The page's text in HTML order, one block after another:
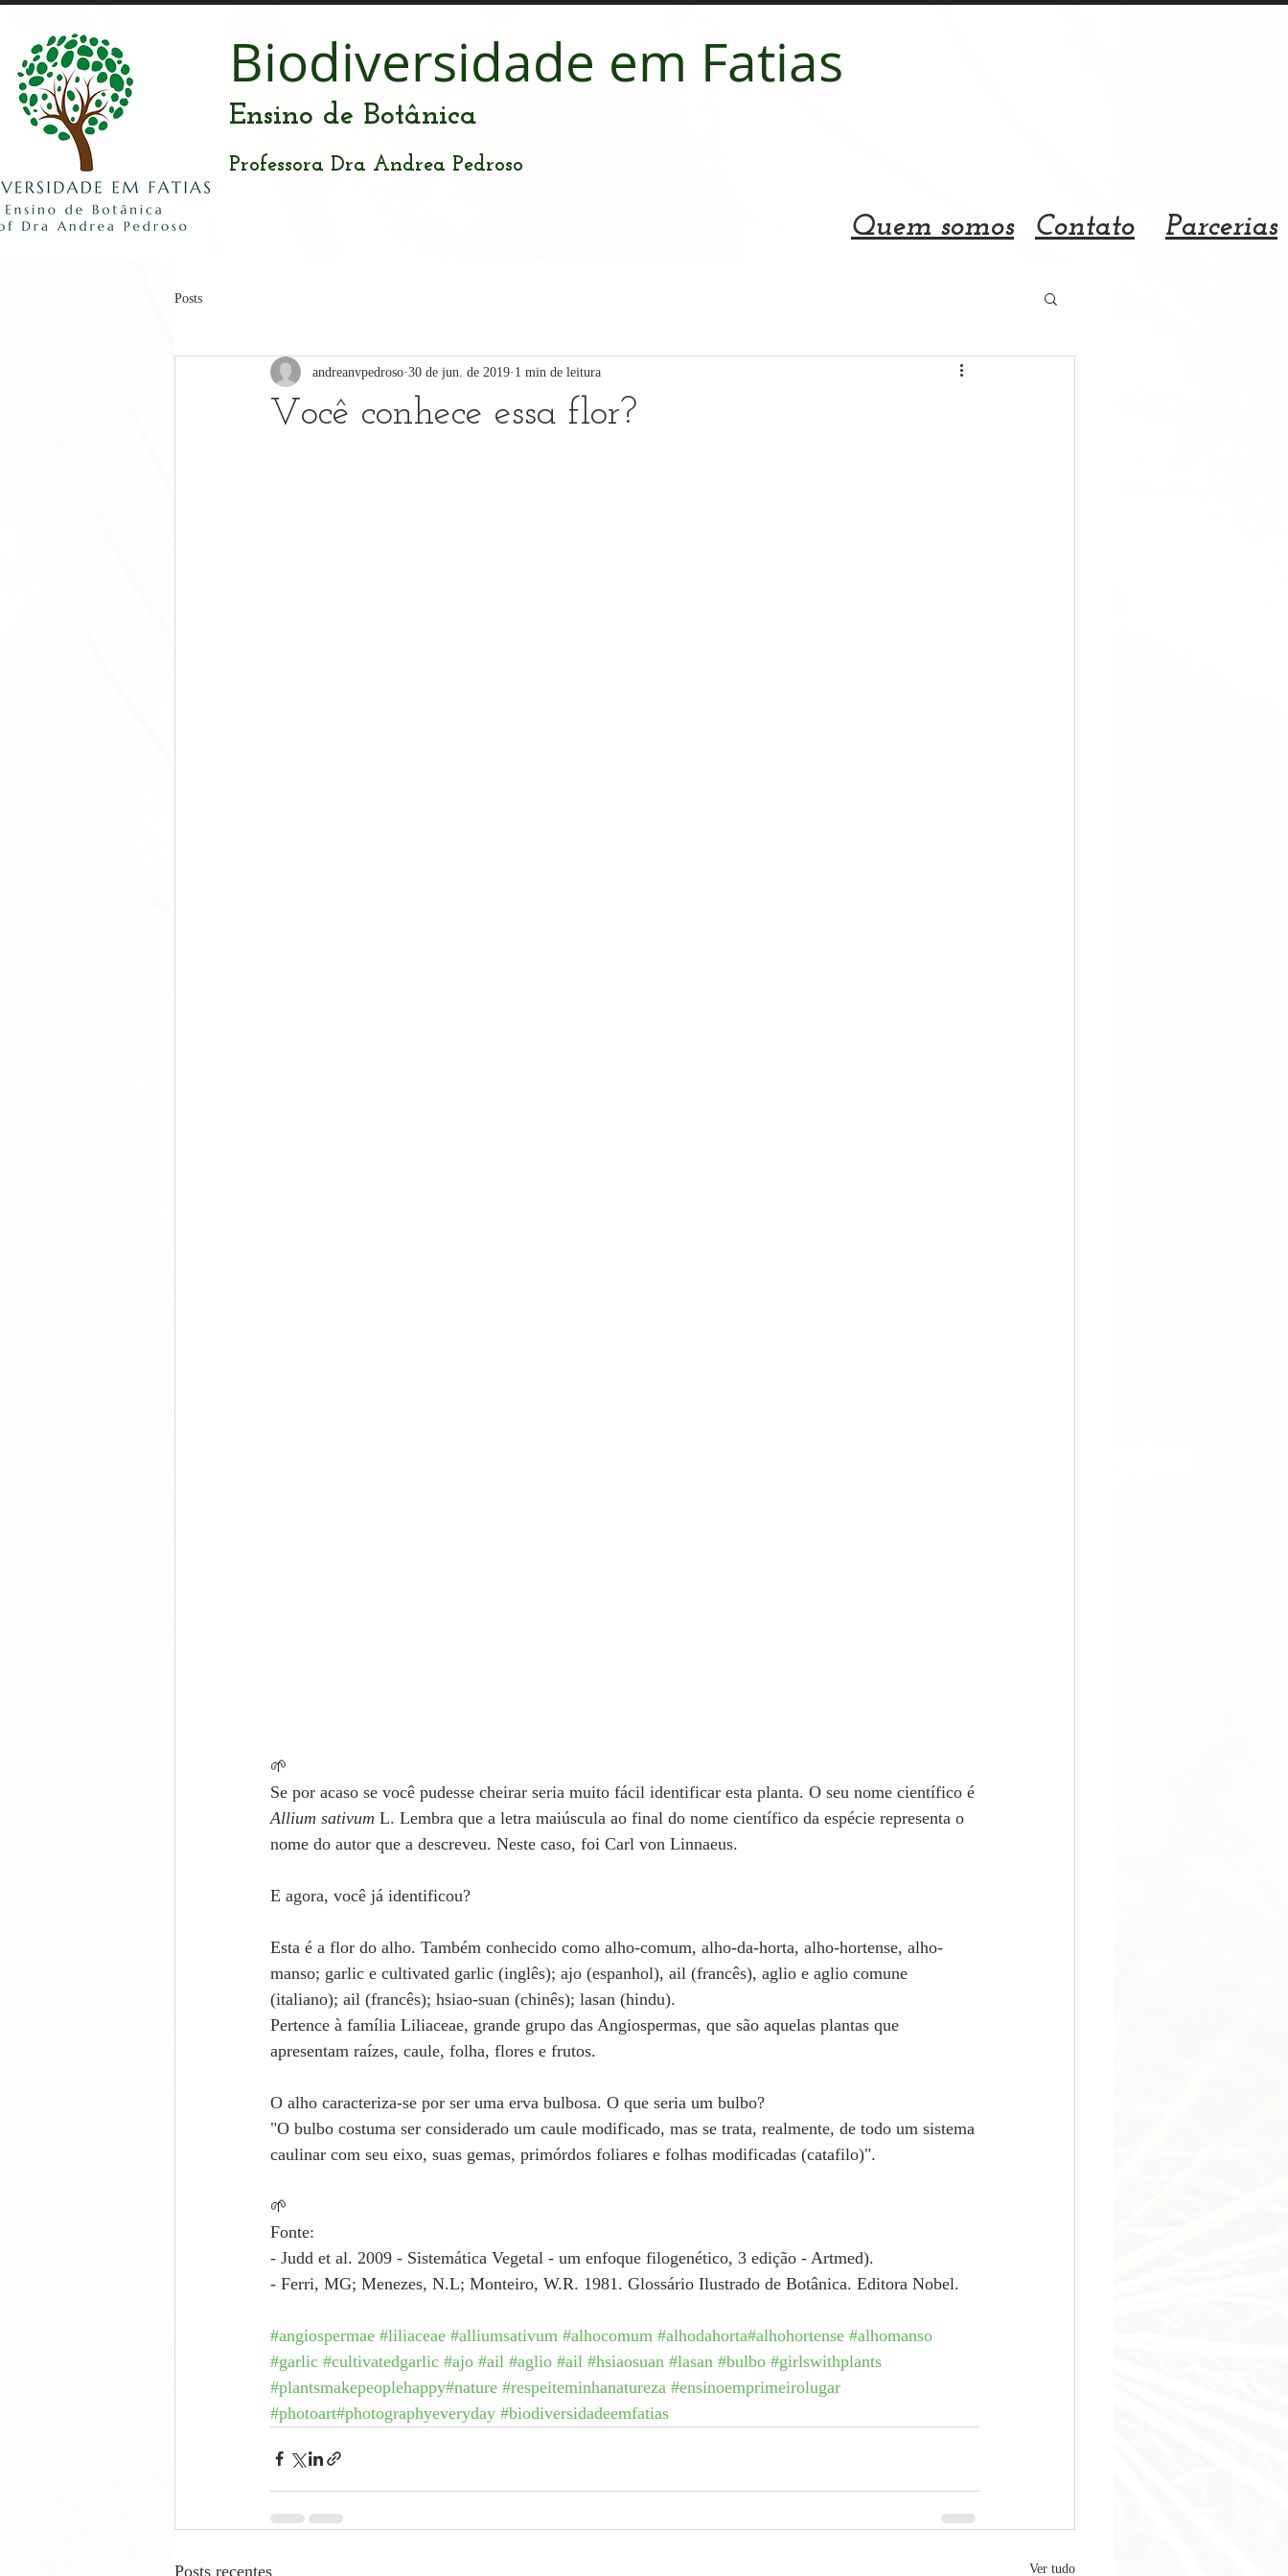
Biodiversidade em Fatias
Ensino de Botânica
Professora Dra Andrea Pedroso
Quem somos Contato Parcerias
Posts
Você conhece essa flor?
andreanvpedroso 30 de jun. de 2019 1 min de leitura
🌱
Se por acaso se você pudesse cheirar seria muito fácil identificar esta planta. O seu nome científico é
Allium sativum L. Lembra que a letra maiúscula ao final do nome científico da espécie representa o
nome do autor que a descreveu. Neste caso, foi Carl von Linnaeus.
E agora, você já identificou?
Esta é a flor do alho. Também conhecido como alho-comum, alho-da-horta, alho-hortense, alho-
manso; garlic e cultivated garlic (inglês); ajo (espanhol), ail (francês), aglio e aglio comune
(italiano); ail (francês); hsiao-suan (chinês); lasan (hindu).
Pertence à família Liliaceae, grande grupo das Angiospermas, que são aquelas plantas que
apresentam raízes, caule, folha, flores e frutos.
O alho caracteriza-se por ser uma erva bulbosa. O que seria um bulbo?
"O bulbo costuma ser considerado um caule modificado, mas se trata, realmente, de todo um sistema
caulinar com seu eixo, suas gemas, primórdos foliares e folhas modificadas (catafilo)".
🌱
Fonte:
- Judd et al. 2009 - Sistemática Vegetal - um enfoque filogenético, 3 edição - Artmed).
- Ferri, MG; Menezes, N.L; Monteiro, W.R. 1981. Glossário Ilustrado de Botânica. Editora Nobel.
#angiospermae #liliaceae #alliumsativum #alhocomum #alhodahorta#alhohortense #alhomanso
#garlic #cultivatedgarlic #ajo #ail #aglio #ail #hsiaosuan #lasan #bulbo #girlswithplants
#plantsmakepeoplehappy#nature #respeiteminhanatureza #ensinoemprimeirolugar
#photoart#photographyeveryday #biodiversidadeemfatias
Posts recentes Ver tudo